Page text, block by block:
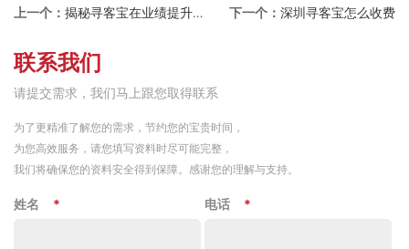
上一个： 揭秘寻客宝在业绩提升中的优势 下一个： 深圳寻客宝怎么收费
联系我们
请提交需求，我们马上跟您取得联系
为了更精准了解您的需求，节约您的宝贵时间，
为您高效服务，请您填写资料时尽可能完整，
我们将确保您的资料安全得到保障。感谢您的理解与支持。
姓名 * 电话 *